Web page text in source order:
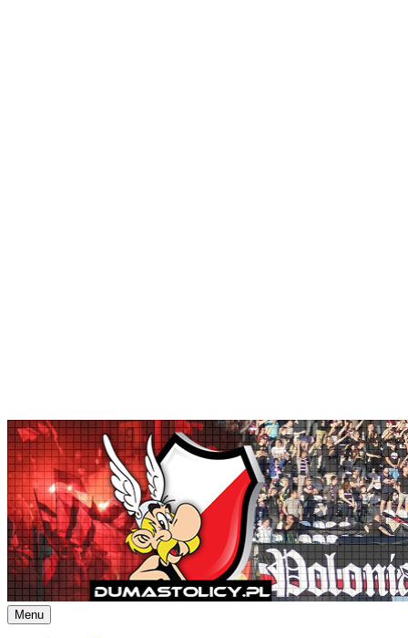
Skip
to
content
Menu